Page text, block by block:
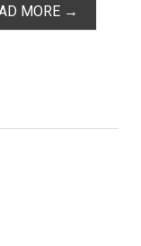
MORE →